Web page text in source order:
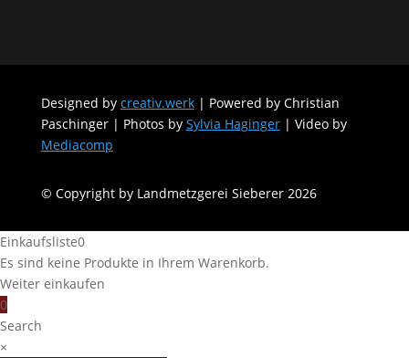
Designed by creativ.werk| Powered by Christian
Paschinger | Photos by Sylvia Haginger| Video by
Mediacomp
© Copyright by Landmetzgerei Sieberer 2026
Einkaufsliste0
Es sind keine Produkte in Ihrem Warenkorb.
Weiter einkaufen
0
Search
×